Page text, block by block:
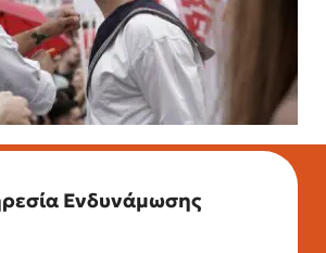
Ενδυνάμωσης